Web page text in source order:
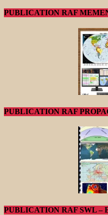
PUBLICATION RAF
PUBLICATION RAF
PUBLICATION RAF SWL –